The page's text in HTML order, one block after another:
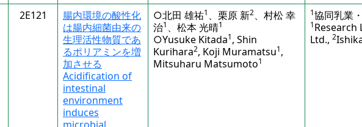
2E121
腸内環境の酸性化
は腸内細菌由来の
生理活性物質であ
るポリアミンを増
加させる
Acidification of
intestinal
environment
induces
○北田 雄祐1 、栗原 新2、村松 幸
治1 、松本 光晴1
○Yusuke Kitada1, Shin
Kurihara2, Koji Muramatsu1,
Mitsuharu Matsumoto1
1協同乳業
1
Ltd., 2